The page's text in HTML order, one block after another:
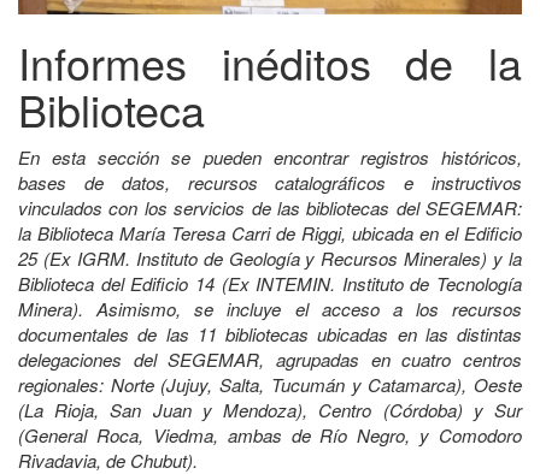
Informes inéditos de la
Biblioteca
En esta sección se pueden encontrar registros históricos,
bases de datos, recursos catalográficos e instructivos
vinculados con los servicios de las bibliotecas del SEGEMAR:
la Biblioteca María Teresa Carri de Riggi, ubicada en el Edificio
25 (Ex IGRM. Instituto de Geología y Recursos Minerales) y la
Biblioteca del Edificio 14 (Ex INTEMIN. Instituto de Tecnología
Minera). Asimismo, se incluye el acceso a los recursos
documentales de las 11 bibliotecas ubicadas en las distintas
delegaciones del SEGEMAR, agrupadas en cuatro centros
regionales: Norte (Jujuy, Salta, Tucumán y Catamarca), Oeste
(La Rioja, San Juan y Mendoza), Centro (Córdoba) y Sur
(General Roca, Viedma, ambas de Río Negro, y Comodoro
Rivadavia, de Chubut).